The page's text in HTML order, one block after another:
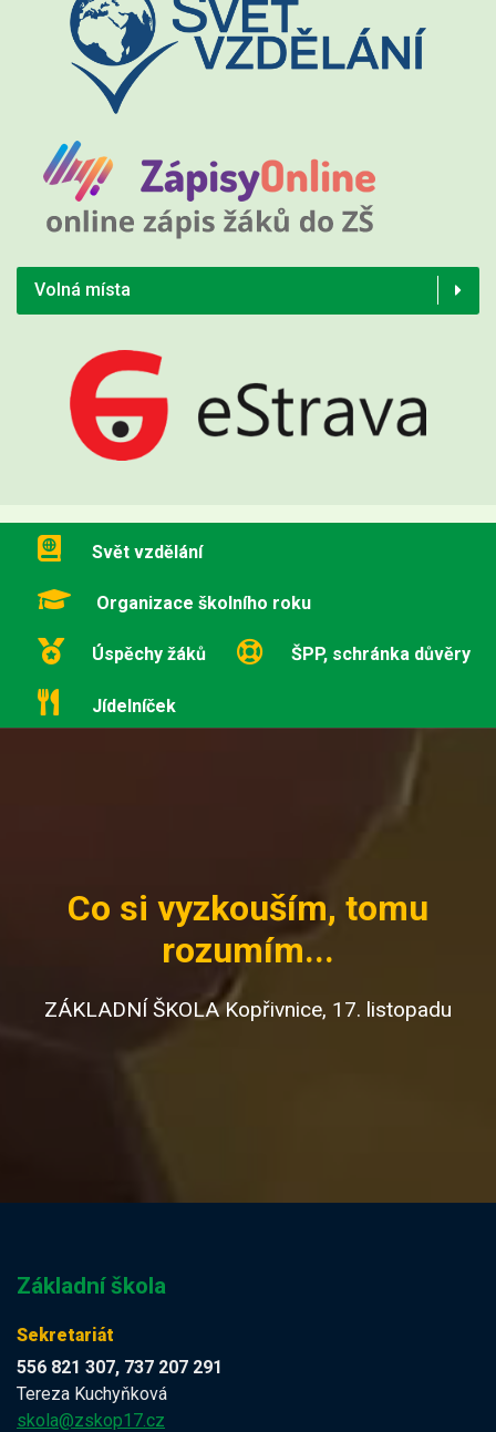
Volná místa
Svět vzdělání
Organizace školního roku
Úspěchy žáků ŠPP, schránka důvěry
Jídelníček
Co si vyzkouším, tomu
rozumím...
ZÁKLADNÍ ŠKOLA Kopřivnice, 17. listopadu
Základní škola
Sekretariát
556 821 307, 737 207 291
Tereza Kuchyňková
skola@zskop17.cz